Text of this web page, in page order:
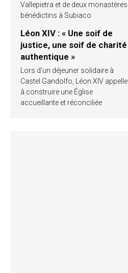
Vallepietra et de deux monastères
bénédictins à Subiaco
Léon XIV : « Une soif de
justice, une soif de charité
authentique »
Lors d’un déjeuner solidaire à
Castel Gandolfo, Léon XIV appelle
à construire une Église
accueillante et réconciliée